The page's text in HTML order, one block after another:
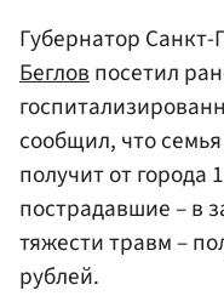
Губернатор Санкт-
Бегловпосетил
сообщил, что
получит от города
пострадавшие – в
тяжести травм –
рублей.